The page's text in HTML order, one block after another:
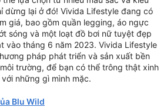
dừng lại ở đó! Vivida Lifestyle đang có
giá, bao gồm quần legging, áo ngực
sóng và một loạt đồ bơi nữ tuyệt đẹp
vào tháng 6 năm 2023. Vivida Lifestyle
pháp phát triển và sản xuất bền
trường, để bạn có thể trông thật xinh
những gì mình mặc.
Blu Wild